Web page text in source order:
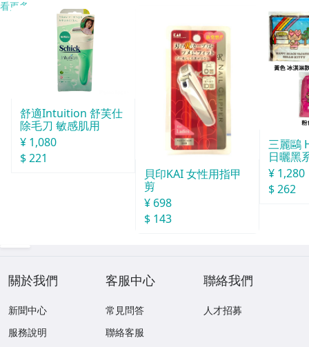
看更多
舒適Intuition 舒芙仕
除毛刀 敏感肌用
¥ 1,080
$ 221
貝印KAI 女性用指甲
剪
¥ 698
$ 143
三麗鷗
日曬黑
袋（M
¥ 1,280
$ 262
關於我們
新聞中心
服務說明
客服中心
常見問答
聯絡客服
聯絡我們
人才招募